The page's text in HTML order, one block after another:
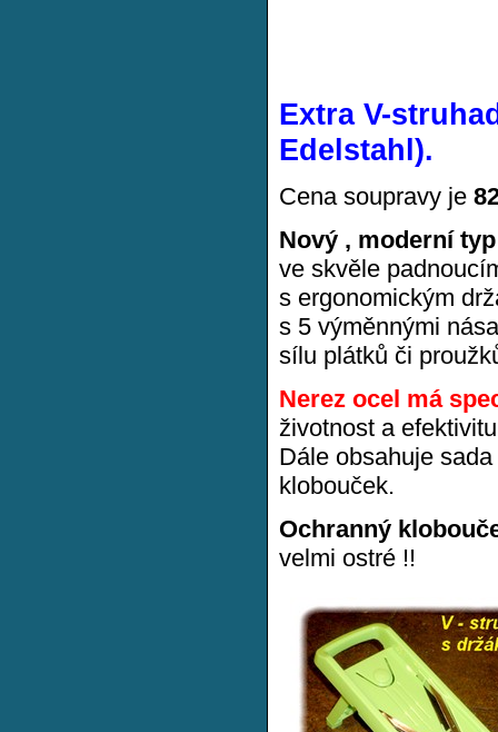
Extra V-
Edelstahl).
Cena soupravy je
Nový , moderní
ve skvěle
s ergonomickým
s 5 výměnnými
sílu plátků či
Nerez ocel má
životnost a
Dále obsahuje
klobouček.
Ochranný
velmi ostré !!